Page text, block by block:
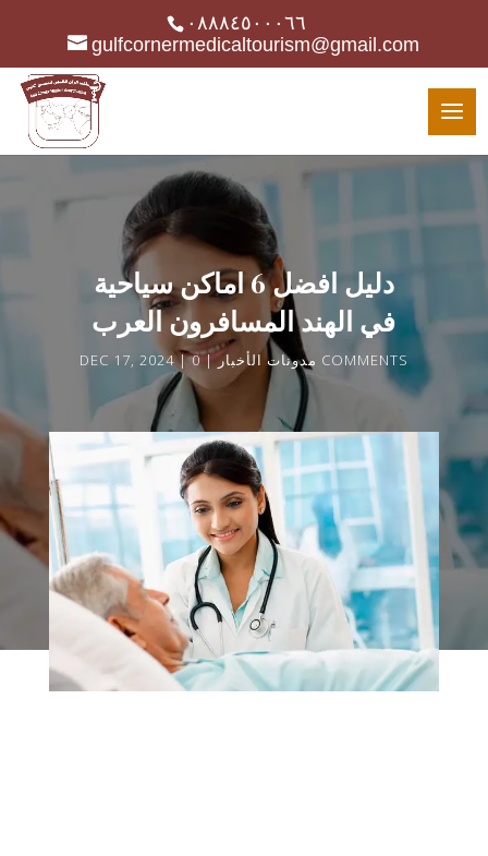
٠٨٨٨٤٥٠٠٠٦٦
gulfcornermedicaltourism@gmail.com
دليل افضل 6 اماكن سياحية
في الهند المسافرون العرب
DEC 17, 2024 مدونات الأخبار 0 COMMENTS